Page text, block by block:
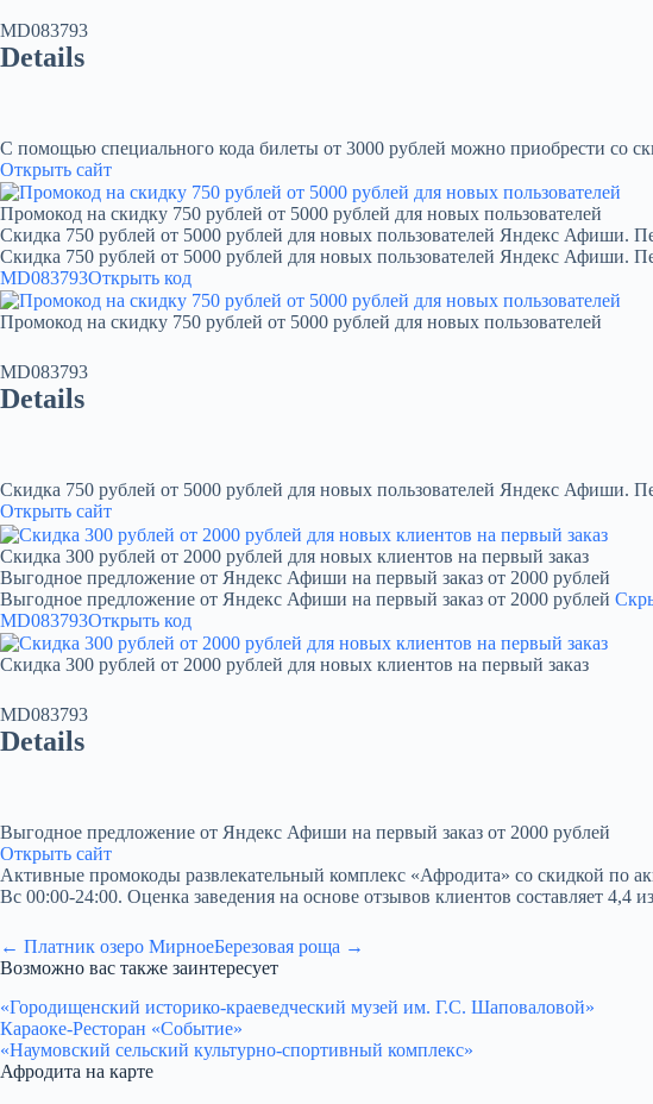
MD083793
Details
С помощью специального кода билеты от 3000 рублей можно приобрести со
Открыть сайт
Промокод на скидку 750 рублей от 5000 рублей для новых пользователей
Скидка 750 рублей от 5000 рублей для новых пользователей Яндекс Афиши.
Скидка 750 рублей от 5000 рублей для новых пользователей Яндекс Афиши.
MD083793Открыть код
Промокод на скидку 750 рублей от 5000 рублей для новых пользователей
MD083793
Details
Скидка 750 рублей от 5000 рублей для новых пользователей Яндекс Афиши.
Открыть сайт
Скидка 300 рублей от 2000 рублей для новых клиентов на первый заказ
Выгодное предложение от Яндекс Афиши на первый заказ от 2000 рублей
Выгодное предложение от Яндекс Афиши на первый заказ от 2000 рублей
MD083793Открыть код
Скидка 300 рублей от 2000 рублей для новых клиентов на первый заказ
MD083793
Details
Выгодное предложение от Яндекс Афиши на первый заказ от 2000 рублей
Открыть сайт
Активные промокоды развлекательный комплекс «Афродита» со скидкой по
Вс 00:00-24:00. Оценка заведения на основе отзывов клиентов составляет 4,4
← Платник озеро МирноеБерезовая роща →
Возможно вас также заинтересует
«Городищенский историко-краеведческий музей им. Г.С. Шаповаловой»
Караоке-Ресторан «Событие»
«Наумовский сельский культурно-спортивный комплекс»
Афродита на карте